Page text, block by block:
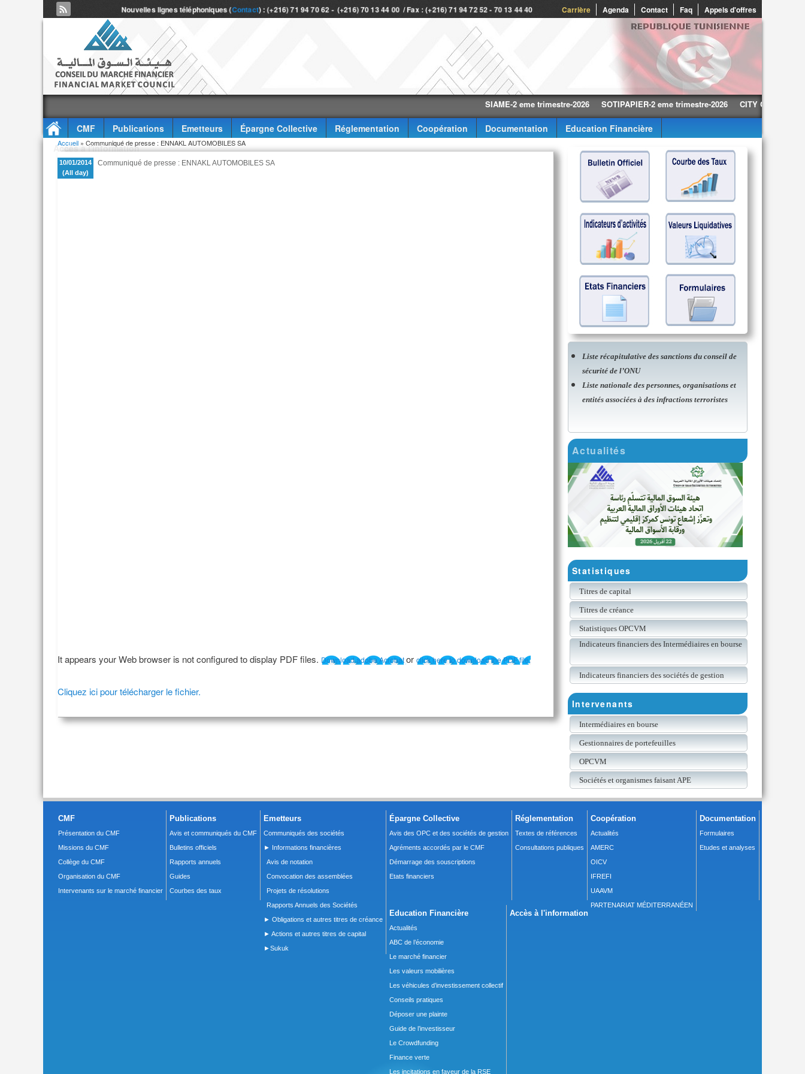
Carrière Agenda Contact Faq Appels d'offres
Nouvelles lignes téléphoniques (Contact) : (+216) 71 94 70 62 - (+216) 70 13 44 00 / Fax : (+216) 71 94 72 52 - 70 13 44 40
SIAME-2 eme trimestre-2026 SOTIPAPIER-2 eme trimestre-2026 CITY CARS-2 eme
CMF Publications Emetteurs Épargne Collective Réglementation Coopération Documentation
Education Financière
Accès à l'information
Vous êtes ici
Accueil » Communiqué de presse : ENNAKL AUTOMOBILES SA
10/01/2014
(All day)
Communiqué de presse : ENNAKL AUTOMOBILES SA
It appears your Web browser is not configured to display PDF files. Download adobe Acrobator click here to download the PDF file.
Cliquez ici pour télécharger le fichier.
Liste récapitulative des sanctions du conseil de
sécurité de l’ONU
Liste nationale des personnes, organisations et
entités associées à des infractions terroristes
Actualités
Statistiques
Titres de capital
Titres de créance
Statistiques OPCVM
Indicateurs financiers des Intermédiaires en bourse
Indicateurs financiers des sociétés de gestion
Intervenants
Intermédiaires en bourse
Gestionnaires de portefeuilles
OPCVM
Sociétés et organismes faisant APE
CMF
Présentation du CMF
Missions du CMF
Collège du CMF
Organisation du CMF
Intervenants sur le marché financier
Publications
Avis et communiqués du CMF
Bulletins officiels
Rapports annuels
Guides
Courbes des taux
Emetteurs
Communiqués des sociétés
► Informations financières
Avis de notation
Convocation des assemblées
Projets de résolutions
Rapports Annuels des Sociétés
► Obligations et autres titres de créance
► Actions et autres titres de capital
►Sukuk
Épargne Collective
Avis des OPC et des sociétés de gestion
Agréments accordés par le CMF
Démarrage des souscriptions
Etats financiers
Réglementation
Textes de références
Consultations publiques
Coopération
Actualités
AMERC
OICV
IFREFI
UAAVM
PARTENARIAT MÉDITERRANÉEN
Documentation
Formulaires
Etudes et analyses
Education Financière
Actualités
ABC de l’économie
Le marché financier
Les valeurs mobilières
Les véhicules d’investissement collectif
Conseils pratiques
Déposer une plainte
Guide de l’investisseur
Le Crowdfunding
Finance verte
Les incitations en faveur de la RSE
Accès à l'information